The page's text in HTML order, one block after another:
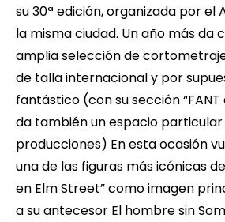
su 30ª edición, organizada por el
la misma ciudad. Un año más da
amplia selección de
de talla internacional y por
fantástico (con su sección
da también un espacio
producciones) En esta ocasión
una de las figuras más icónicas
en Elm Street” como imagen
a su antecesor El hombre sin